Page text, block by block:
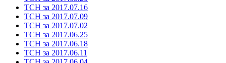
ТСН за 2017.07.16
ТСН за 2017.07.09
ТСН за 2017.07.02
ТСН за 2017.06.25
ТСН за 2017.06.18
ТСН за 2017.06.11